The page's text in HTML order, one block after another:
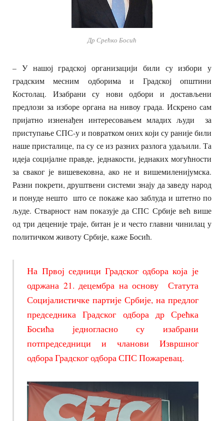
Др Срећко Босић
– У нашој градској организацији били су избори у
градским месним одборима и Градској општини
Костолац. Изабрани су нови одбори и достављени
предлози за изборе органа на нивоу града. Искрено сам
пријатно изненађен интересовањем младих људи за
приступање СПС-у и повратком оних који су раније били
наше присталице, па су се из разних разлога удаљили. Та
идеја социјалне правде, једнакости, једнаких могућности
за сваког је вишевековна, ако не и вишемиленијумска.
Разни покрети, друштвени системи знају да заведу народ
и понуде нешто што се покаже као заблуда и штетно по
људе. Стварност нам показује да СПС Србије већ више
од три деценије траје, битан је и често главни чинилац у
политичком животу Србије, каже Босић.
На Првој седници Градског одбора која је
одржана 21. децембра на основу Статута
Социјалистичке партије Србије, на предлог
председника Градског одбора др Срећка
Босића једногласно су изабрани
потпредседници и чланови Извршног
одбора Градског одбора СПС Пожаревац.